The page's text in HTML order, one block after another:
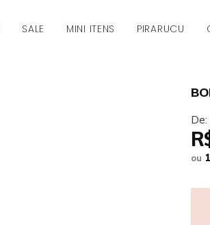
SALE MINI ITENS PIRARUCU
De:
ou